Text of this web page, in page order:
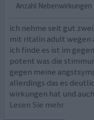
Anzahl Nebenwirkungen
ich nehme seit gut
mit ritalin adult wegen
ich finde es ist im
potent was die
gegen meine
allerdings das es
wirkungen hat und
Lesen Sie mehr